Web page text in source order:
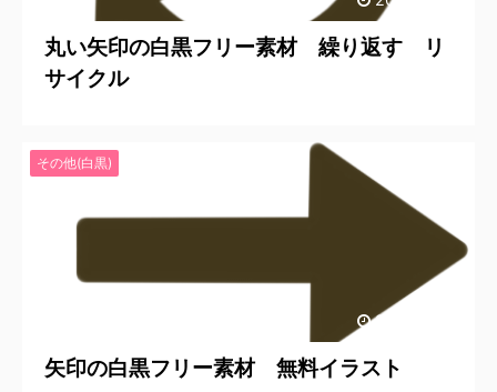
丸い矢印の白黒フリー素材 繰り返す リ
サイクル
2024/12/10
その他(白黒)
矢印の白黒フリー素材 無料イラスト